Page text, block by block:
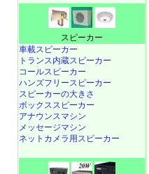
スピーカー
車載スピーカー
トランス内蔵スピーカー
コールスピーカー
ハンズフリースピーカー
スピーカーの大きさ
ボックススピーカー
アナウンスマシン
メッセージマシン
ネットカメラ用スピーカー